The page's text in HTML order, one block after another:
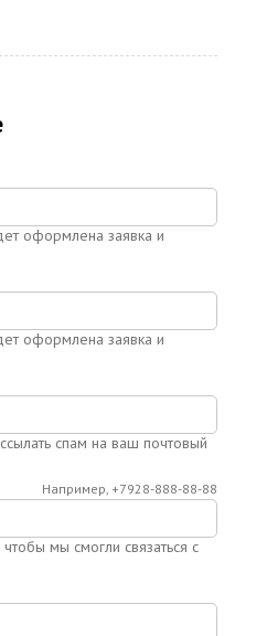
оформлена заявка и
оформлена заявка и
спам на ваш почтовый
мы смогли связаться с
Например, +7928-888-88-88